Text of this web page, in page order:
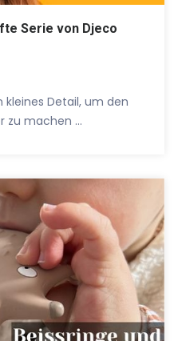
Serie von Djeco
Detail, um den
zu machen …